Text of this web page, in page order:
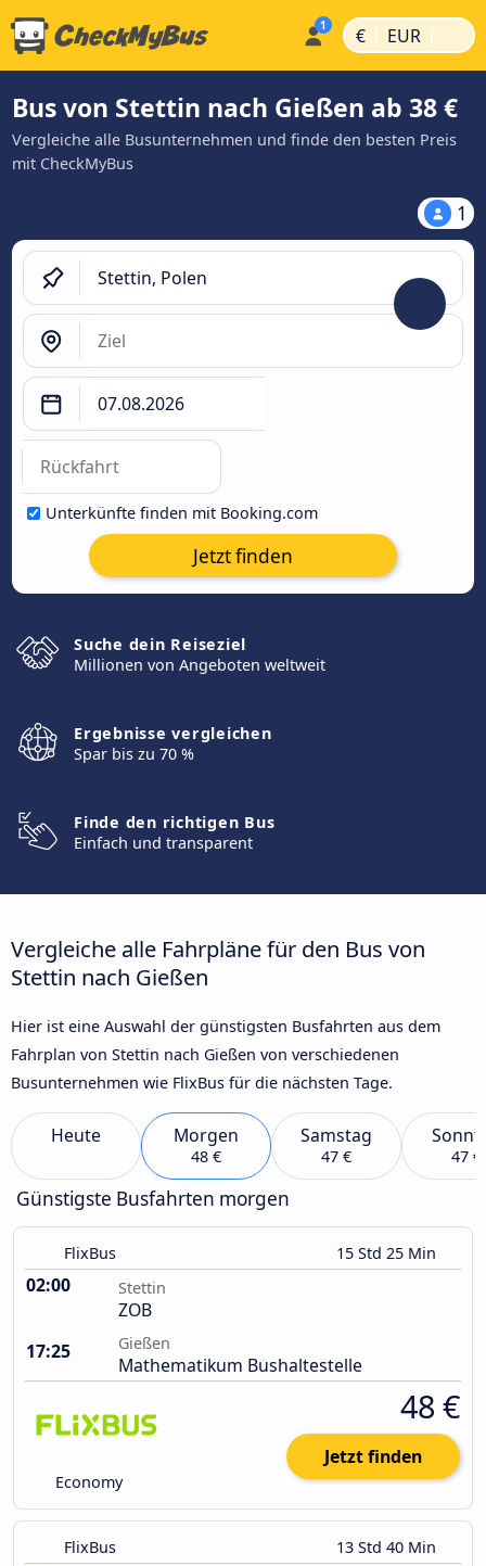
€ | EUR |
Bus von Stettin nach Gießen ab 38 €
Vergleiche alle Busunternehmen und finde den besten Preis
mit CheckMyBus
1
Unterkünfte finden mit Booking.com
Jetzt finden
Suche dein Reiseziel
Millionen von Angeboten weltweit
Ergebnisse vergleichen
Spar bis zu 70 %
Finde den richtigen Bus
Einfach und transparent
Vergleiche alle Fahrpläne für den Bus von
Stettin nach Gießen
Hier ist eine Auswahl der günstigsten Busfahrten aus dem
Fahrplan von Stettin nach Gießen von verschiedenen
Busunternehmen wie FlixBus für die nächsten Tage.
Heute Morgen
48 €
Samstag
47 € 47 €
Günstigste Busfahrten morgen
FlixBus 15 Std 25 Min
02:00 Stettin
ZOB
17:25
Gießen
Mathematikum Bushaltestelle
Economy
48 €
Jetzt finden
FlixBus 13 Std 40 Min